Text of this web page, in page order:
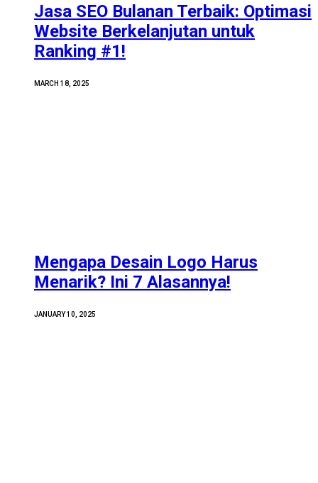
Jasa SEO Bulanan Terbaik: Optimasi
Website Berkelanjutan untuk
Ranking #1!
MARCH 18, 2025
Mengapa Desain Logo Harus
Menarik? Ini 7 Alasannya!
JANUARY 10, 2025